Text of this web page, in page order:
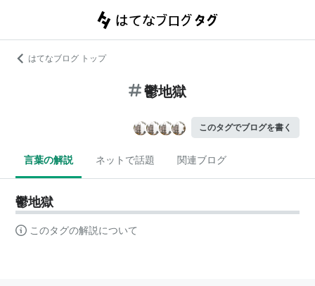
はてなブログ トップ
鬱地獄
このタグでブログを書く
言葉の解説 ネットで話題 関連ブログ
鬱地獄
このタグの解説について